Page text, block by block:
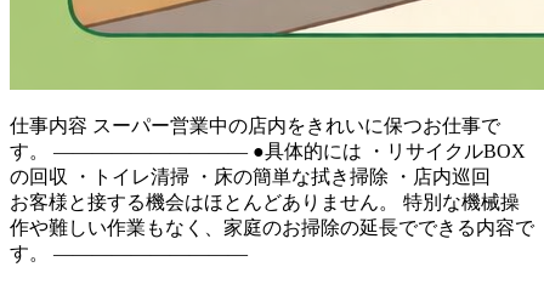
仕事内容 スーパー営業中の店内をきれいに保つお仕事で
す。 ―――――――――― ●具体的には ・リサイクルBOX
の回収 ・トイレ清掃 ・床の簡単な拭き掃除 ・店内巡回
お客様と接する機会はほとんどありません。 特別な機械操
作や難しい作業もなく、家庭のお掃除の延長でできる内容で
す。 ――――――――――